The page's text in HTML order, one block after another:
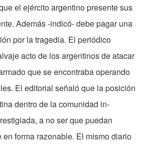
el ejército argentino presente sus
Además -indicó- debe pagar una
por la tragedia. El periódico
acto de los argen­tinos de atacar
que se encontraba operando
El editorial señaló que la posición
dentro de la comunidad in­
a no ser que puedan
forma razonable. El mismo diario